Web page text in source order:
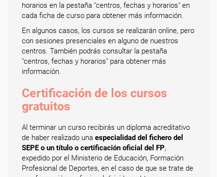
horarios en la pestaña "centros, fechas y horarios" en
cada ficha de curso para obtener más información.
En algunos casos, los cursos se realizarán online, pero
con sesiones presenciales en alguno de nuestros
centros. También podrás consultar la pestaña
"centros, fechas y horarios" para obtener más
información.
Certificación de los cursos
gratuitos
Al terminar un curso recibirás un diploma acreditativo
de haber realizado una especialidad del fichero del
SEPE o un título o certificación oficial del FP,
expedido por el Ministerio de Educación, Formación
Profesional de Deportes, en el caso de que se trate de